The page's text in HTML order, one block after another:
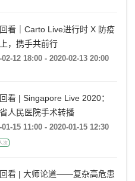
看｜Carto Live进行时 X 防疫
，携手共前行
02-12 18:00 - 2020-02-13 20:00
看 | Singapore Live 2020：
人民医院手术转播
01-15 11:00 - 2020-01-15 12:30
次
看 | 大师论道——复杂高危患